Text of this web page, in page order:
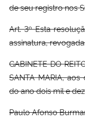
de seu registro nos
Art. 3º Esta
assinatura,
GABINETE DO
SANTA MARIA,
do ano dois mil e
Paulo Afonso